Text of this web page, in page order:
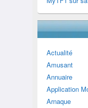
Actualité
Amusant
Annuaire
Application
Arnaque